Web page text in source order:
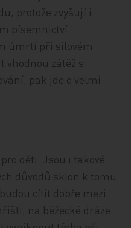
protože zvyšují i
písemnictví
úmrtí při silovém
vhodnou zátěž s
pak jde o velmi
děti. Jsou i takové
důvodů sklon k tomu
cítit dobře mezi
na běžecké dráze.